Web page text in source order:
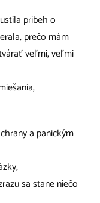
príbeh o
prečo mám
veľmi, veľmi
a panickým
sa stane niečo